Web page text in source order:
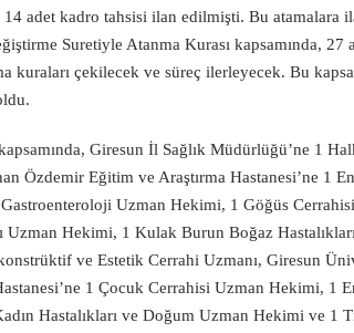
14 adet kadro tahsisi ilan edilmişti. Bu atamalara
Suretiyle Atanma Kurası kapsamında, 27
kuraları çekilecek ve süreç ilerleyecek. Bu
Giresun İl Sağlık Müdürlüğü’ne 1
Özdemir Eğitim ve Araştırma Hastanesi’ne 1
Uzman Hekimi, 1 Göğüs
Uzman Hekimi, 1 Kulak Burun Boğaz
ve Estetik Cerrahi Uzmanı, Giresun
1 Çocuk Cerrahisi Uzman Hekimi, 1
Hastalıkları ve Doğum Uzman Hekimi ve 1